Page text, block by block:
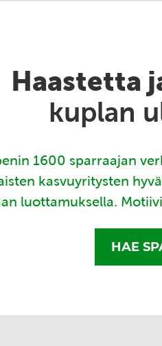
Haastetta
kuplan
1600 sparraajan
kasvuyritysten
luottamuksella.
HAE